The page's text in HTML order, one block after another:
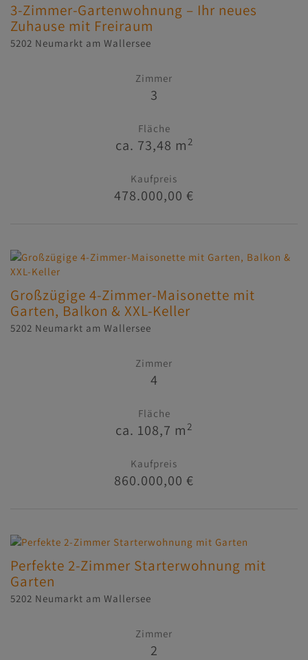
3-Zimmer-Gartenwohnung – Ihr neues
Zuhause mit Freiraum
5202 Neumarkt am Wallersee
Zimmer
3
Fläche
ca. 73,48 m 2
Kaufpreis
478.000,00 €
Großzügige 4-Zimmer-Maisonette mit
Garten, Balkon & XXL-Keller
5202 Neumarkt am Wallersee
Zimmer
4
Fläche
ca. 108,7 m 2
Kaufpreis
860.000,00 €
Perfekte 2-Zimmer Starterwohnung mit
Garten
5202 Neumarkt am Wallersee
Zimmer
2